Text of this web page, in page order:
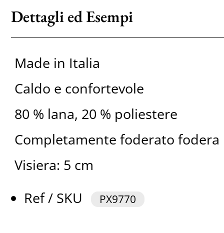
Dettagli ed Esempi
Made in Italia
Caldo e confortevole
80 % lana, 20 % poliestere
Completamente foderato fodera
Visiera: 5 cm
Ref / SKU
PX9770